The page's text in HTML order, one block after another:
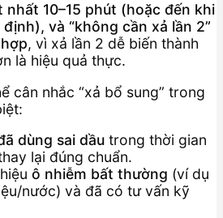
nhất 10–15 phút (hoặc đến khi
và “không cần xả lần 2”
, vì xả lần 2 dễ biến thành
là hiệu quả thực.
cân nhắc “xả bổ sung” trong
dùng sai dầu trong thời gian
lại đúng chuẩn.
ô nhiễm bất thường (ví dụ
nước) và đã có tư vấn kỹ